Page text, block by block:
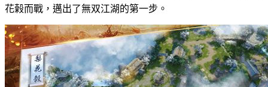
花榖而戰，邁出了無双江湖的第一步。